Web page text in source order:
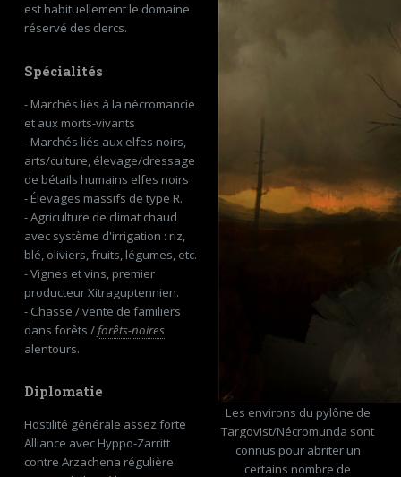
Les environs du pylône de
Targovist/Nécromunda sont
connus pour abriter un
certains nombre de
est habituellement le domaine
réservé des clercs.
Spécialités
- Marchés liés à la nécromancie
et aux morts-vivants
- Marchés liés aux elfes noirs,
arts/culture, élevage/dressage
de bétails humains elfes noirs
- Élevages massifs de type R.
- Agriculture de climat chaud
avec système d'irrigation : riz,
blé, oliviers, fruits, légumes, etc.
- Vignes et vins, premier
producteur Xitraguptennien.
- Chasse / vente de familiers
dans forêts / forêts-noires
alentours.
Diplomatie
Hostilité générale assez forte
Alliance avec Hyppo-Zarritt
contre Arzachena régulière.